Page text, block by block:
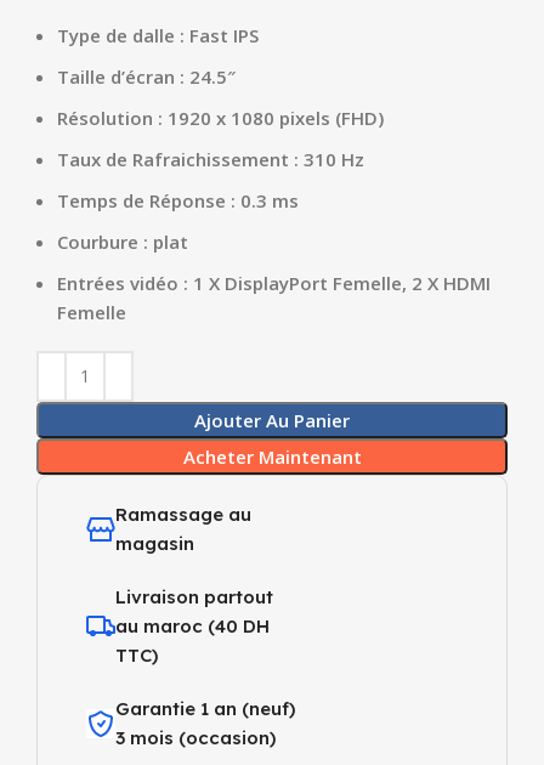
Type de dalle : Fast IPS
Taille d’écran : 24.5″
Résolution : 1920 x 1080 pixels (FHD)
Taux de Rafraichissement : 310 Hz
Temps de Réponse : 0.3 ms
Courbure : plat
Entrées vidéo : 1 X DisplayPort Femelle, 2 X HDMI
Femelle
Ajouter Au Panier
Acheter Maintenant
Ramassage au
magasin
Livraison partout
au maroc (40 DH
TTC)
Garantie 1 an (neuf)
3 mois (occasion)